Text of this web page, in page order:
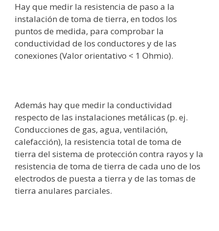
Hay que medir la resistencia de paso a la
instalación de toma de tierra, en todos los
puntos de medida, para comprobar la
conductividad de los conductores y de las
conexiones (Valor orientativo < 1 Ohmio).
Además hay que medir la conductividad
respecto de las instalaciones metálicas (p. ej.
Conducciones de gas, agua, ventilación,
calefacción), la resistencia total de toma de
tierra del sistema de protección contra rayos y la
resistencia de toma de tierra de cada uno de los
electrodos de puesta a tierra y de las tomas de
tierra anulares parciales.